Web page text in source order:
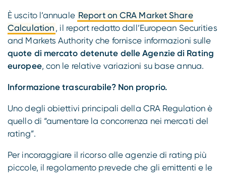
È uscito l’annuale Report on CRA Market Share
Calculation , il report redatto dall’European Securities
and Markets Authority che fornisce informazioni sulle
quote di mercato detenute delle Agenzie di Rating
europee, con le relative variazioni su base annua.
Informazione trascurabile? Non proprio.
Uno degli obiettivi principali della CRA Regulation è
quello di “aumentare la concorrenza nei mercati del
rating”.
Per incoraggiare il ricorso alle agenzie di rating più
piccole, il regolamento prevede che gli emittenti e le
Compliance